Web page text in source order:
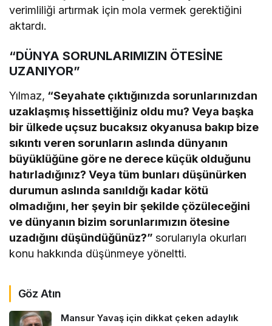
verimliliği artırmak için mola vermek gerektiğini
aktardı.
“DÜNYA SORUNLARIMIZIN ÖTESİNE
UZANIYOR”
Yılmaz, “Seyahate çıktığınızda sorunlarınızdan
uzaklaşmış hissettiğiniz oldu mu? Veya başka
bir ülkede uçsuz bucaksız okyanusa bakıp bize
sıkıntı veren sorunların aslında dünyanın
büyüklüğüne göre ne derece küçük olduğunu
hatırladığınız? Veya tüm bunları düşünürken
durumun aslında sanıldığı kadar kötü
olmadığını, her şeyin bir şekilde çözüleceğini
ve dünyanın bizim sorunlarımızın ötesine
uzadığını düşündüğünüz?”sorularıyla okurları
konu hakkında düşünmeye yöneltti.
Göz Atın
Mansur Yavaş için dikkat çeken adaylık